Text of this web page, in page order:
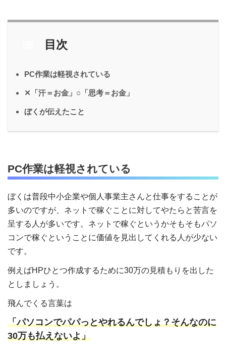
目次
PC作業は軽視されている
✕「汗＝お金」○「思考＝お金」
ぼくが伝えたこと
PC作業は軽視されている
ぼくは普段中小企業や個人事業主さんと仕事をすることが
多いのですが、ネットで稼ぐことに対してやたらと苦言を
呈する人が多いです。ネットで稼ぐというかそもそもパソ
コンで稼ぐということに価値を見出してくれる人が少ない
です。
例えばHPひとつ作成するために30万の見積もりを出した
としましょう。
飛んでくる言葉は
「パソコンでパパっとやれるんでしょ？そんなのに
30万も払えないよ」